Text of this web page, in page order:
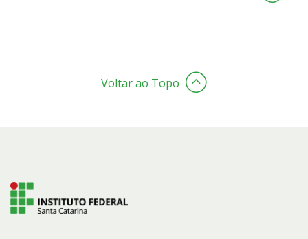
Voltar ao Topo